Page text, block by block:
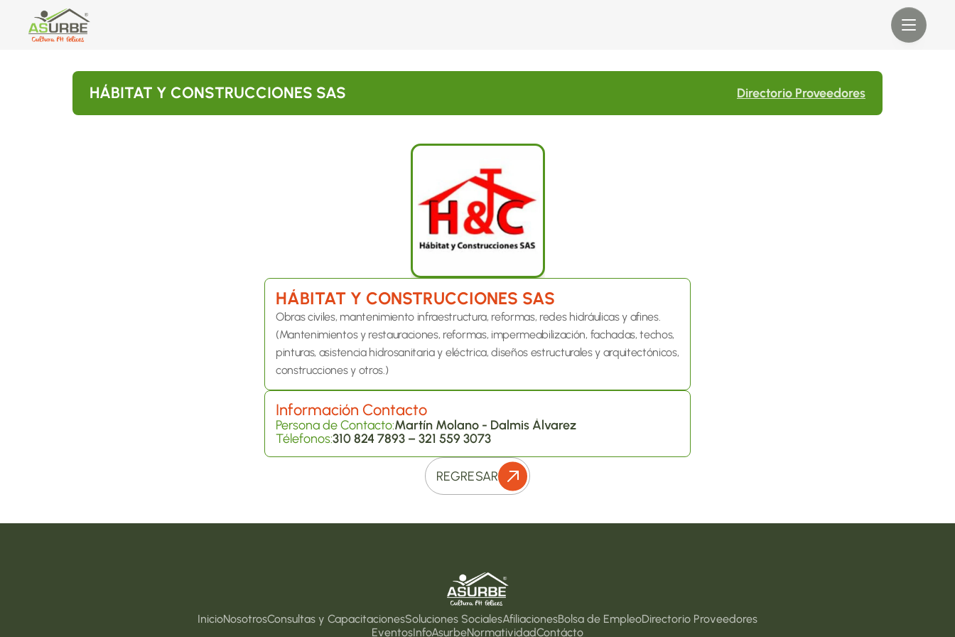
HÁBITAT Y CONSTRUCCIONES SAS Directorio Proveedores
HÁBITAT Y CONSTRUCCIONES SAS
Obras civiles, mantenimiento infraestructura, reformas, redes hidráulicas y afines.
(Mantenimientos y restauraciones, reformas, impermeabilización, fachadas, techos,
pinturas, asistencia hidrosanitaria y eléctrica, diseños estructurales y arquitectónicos,
construcciones y otros.)
Información Contacto
Persona de Contacto:Martín Molano - Dalmis Álvarez
Télefonos:310 824 7893 – 321 559 3073
REGRESAR
InicioNosotrosConsultas y CapacitacionesSoluciones SocialesAfiliacionesBolsa de EmpleoDirectorio Proveedores
EventosInfoAsurbeNormatividadContácto